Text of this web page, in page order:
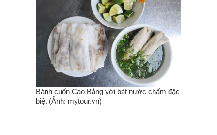
Bánh cuốn Cao Bằng với bát nước chấm đặc
biệt (Ảnh: mytour.vn)